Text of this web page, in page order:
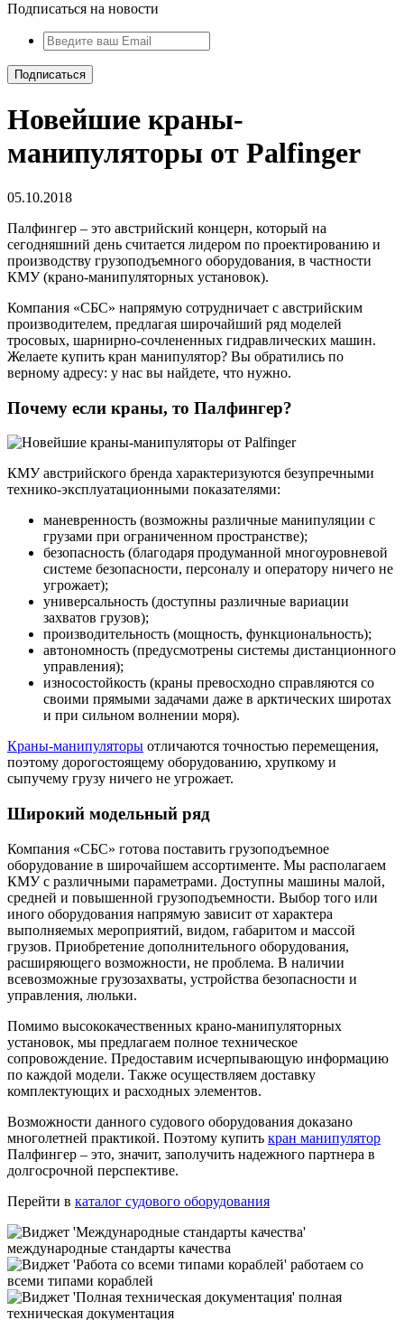
Подписаться на новости
Новейшие краны-
манипуляторы от Palfinger
05.10.2018
Палфингер – это австрийский концерн, который на
сегодняшний день считается лидером по проектированию и
производству грузоподъемного оборудования, в частности
КМУ (крано-манипуляторных установок).
Компания «СБС» напрямую сотрудничает с австрийским
производителем, предлагая широчайший ряд моделей
тросовых, шарнирно-сочлененных гидравлических машин.
Желаете купить кран манипулятор? Вы обратились по
верному адресу: у нас вы найдете, что нужно.
Почему если краны, то Палфингер?
КМУ австрийского бренда характеризуются безупречными
технико-эксплуатационными показателями:
маневренность (возможны различные манипуляции с
грузами при ограниченном пространстве);
безопасность (благодаря продуманной многоуровневой
системе безопасности, персоналу и оператору ничего не
угрожает);
универсальность (доступны различные вариации
захватов грузов);
производительность (мощность, функциональность);
автономность (предусмотрены системы дистанционного
управления);
износостойкость (краны превосходно справляются со
своими прямыми задачами даже в арктических широтах
и при сильном волнении моря).
Краны-манипуляторы отличаются точностью перемещения,
поэтому дорогостоящему оборудованию, хрупкому и
сыпучему грузу ничего не угрожает.
Широкий модельный ряд
Компания «СБС» готова поставить грузоподъемное
оборудование в широчайшем ассортименте. Мы располагаем
КМУ с различными параметрами. Доступны машины малой,
средней и повышенной грузоподъемности. Выбор того или
иного оборудования напрямую зависит от характера
выполняемых мероприятий, видом, габаритом и массой
грузов. Приобретение дополнительного оборудования,
расширяющего возможности, не проблема. В наличии
всевозможные грузозахваты, устройства безопасности и
управления, люльки.
Помимо высококачественных крано-манипуляторных
установок, мы предлагаем полное техническое
сопровождение. Предоставим исчерпывающую информацию
по каждой модели. Также осуществляем доставку
комплектующих и расходных элементов.
Возможности данного судового оборудования доказано
многолетней практикой. Поэтому купить кран манипулятор
Палфингер – это, значит, заполучить надежного партнера в
долгосрочной перспективе.
Перейти в каталог судового оборудования
международные стандарты качества
работаем со
всеми типами кораблей
полная
техническая документация